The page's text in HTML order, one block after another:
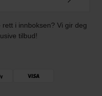
i innboksen? Vi gir deg
tilbud!